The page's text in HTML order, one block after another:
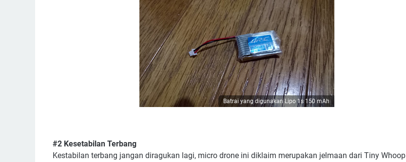
Batrai yang digunakan Lipo 1s 150 mAh
#2 Kesetabilan Terbang
Kestabilan terbang jangan diragukan lagi, micro drone ini diklaim merupakan jelmaan dari Tiny Whoop